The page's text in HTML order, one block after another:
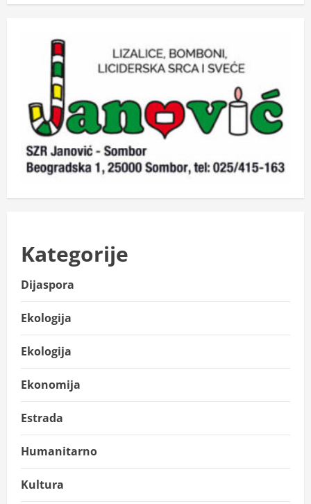
Kategorije
Dijaspora
Ekologija
Ekologija
Ekonomija
Estrada
Humanitarno
Kultura